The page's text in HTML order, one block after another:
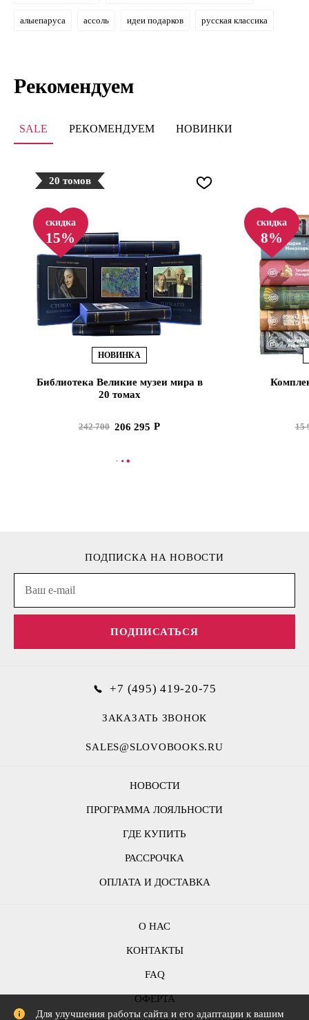
алыепаруса ассоль идеи подарков русская классика
Рекомендуем
SALE РЕКОМЕНДУЕМ НОВИНКИ
20 томов
скидка
15%
НОВИНКА
Библиотека Великие музеи мира в
20 томах
242 700 206 295
В КОРЗИНУ
скидка
8%
15
НОВОСТИ
ПРОГРАММА ЛОЯЛЬНОСТИ
ГДЕ КУПИТЬ
РАССРОЧКА
ОПЛАТА И ДОСТАВКА
ПОДПИСКА НА НОВОСТИ
ПОДПИСАТЬСЯ
О НАС
КОНТАКТЫ
FAQ
ОФЕРТА
+7 (495) 419-20-75
ЗАКАЗАТЬ ЗВОНОК
SALES@SLOVOBOOKS.RU
Для улучшения работы сайта и его адаптации к вашим